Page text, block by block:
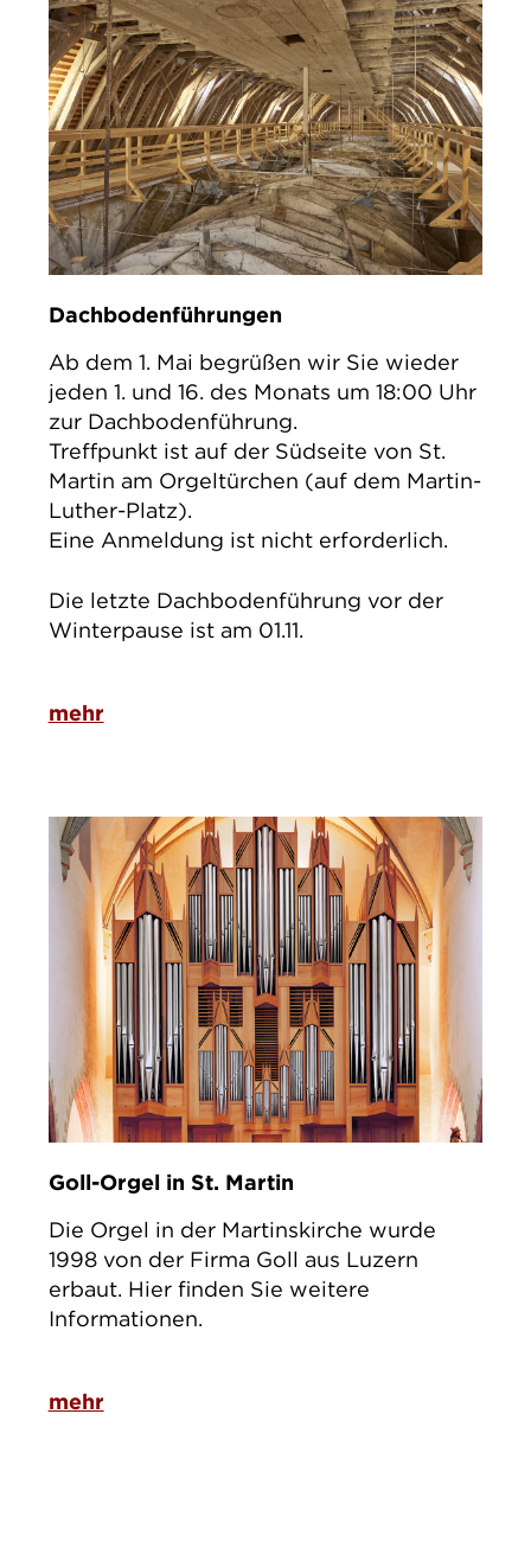
Dachbodenführungen
Ab dem 1. Mai begrüßen wir Sie wieder
jeden 1. und 16. des Monats um 18:00 Uhr
zur Dachbodenführung.
Treffpunkt ist auf der Südseite von St.
Martin am Orgeltürchen (auf dem Martin-
Luther-Platz).
Eine Anmeldung ist nicht erforderlich.
Die letzte Dachbodenführung vor der
Winterpause ist am 01.11.
mehr
Goll-Orgel in St. Martin
Die Orgel in der Martinskirche wurde
1998 von der Firma Goll aus Luzern
erbaut. Hier finden Sie weitere
Informationen.
mehr